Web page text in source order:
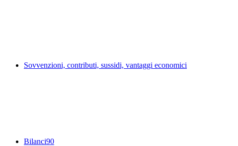
Sovvenzioni, contributi, sussidi, vantaggi economici
Bilanci90